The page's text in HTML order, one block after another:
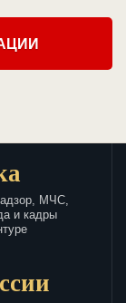
МЧС,
и кадры